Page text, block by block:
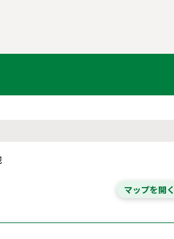
マップを開く